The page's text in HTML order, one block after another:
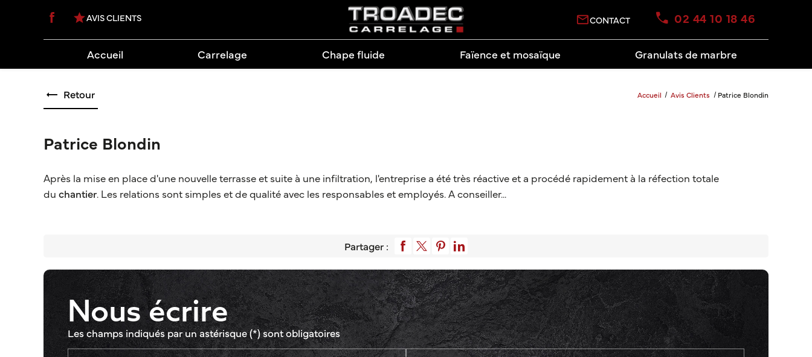
starAVIS CLIENTS mail_outlineCONTACT 02 44 10 18 46
Accueil Carrelage Chape fluide Faïence et mosaïque Granulats de marbre
Accueil Avis Clients Patrice Blondin
Retour
Patrice Blondin
Après la mise en place d'une nouvelle terrasse et suite à une infiltration, l'entreprise a été très réactive et a procédé rapidement à la réfection totale
du chantier. Les relations sont simples et de qualité avec les responsables et employés. A conseiller...
Partager :
Nous écrire
Les champs indiqués par un astérisque (*) sont obligatoires